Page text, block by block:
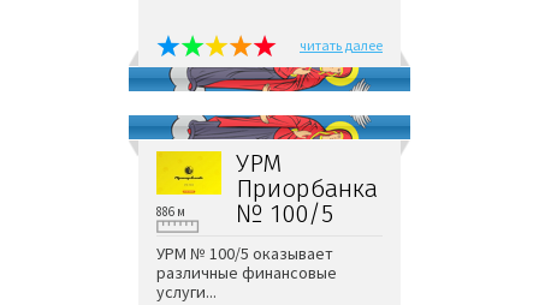
читать далее
УРМ
Приорбанка
№ 100/5
886 м
УРМ № 100/5 оказывает
различные финансовые
услуги...